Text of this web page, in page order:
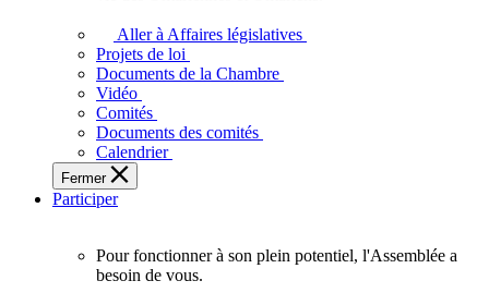
adopte
touchent
des
Ontariennes
et
Aller à Affaires législatives
Projets de loi
Documents de la Chambre
Vidéo
Comités
Documents des comités
Calendrier
Fermer
Participer
Pour fonctionner à son plein potentiel, l'Assemblée a
besoin de vous.